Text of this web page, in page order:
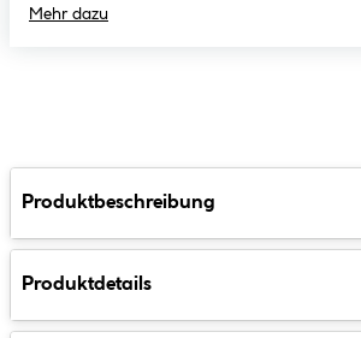
Mehr dazu
Produktbeschreibung
Produktdetails